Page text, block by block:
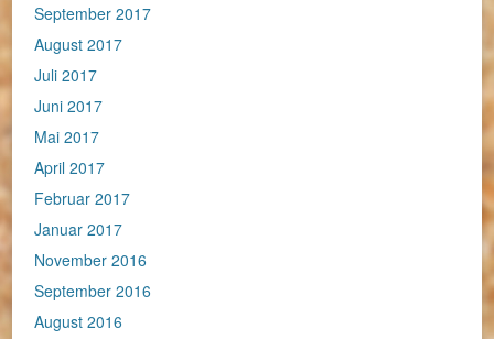
September 2017
August 2017
Juli 2017
Juni 2017
Mai 2017
April 2017
Februar 2017
Januar 2017
November 2016
September 2016
August 2016